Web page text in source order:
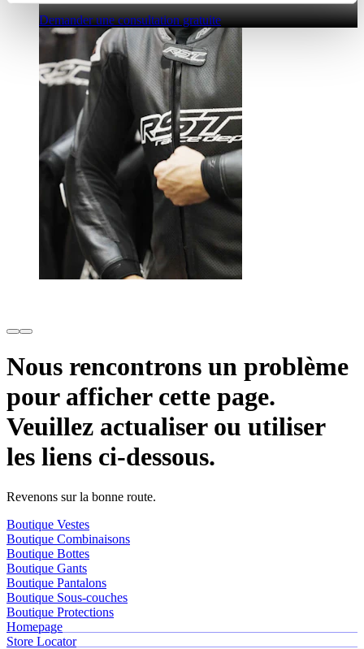
Demander une consultation gratuite
Nous rencontrons un problème
pour afficher cette page.
Veuillez actualiser ou utiliser
les liens ci-dessous.
Revenons sur la bonne route.
Boutique Vestes
Boutique Combinaisons
Boutique Bottes
Boutique Gants
Boutique Pantalons
Boutique Sous-couches
Boutique Protections
Homepage
Store Locator